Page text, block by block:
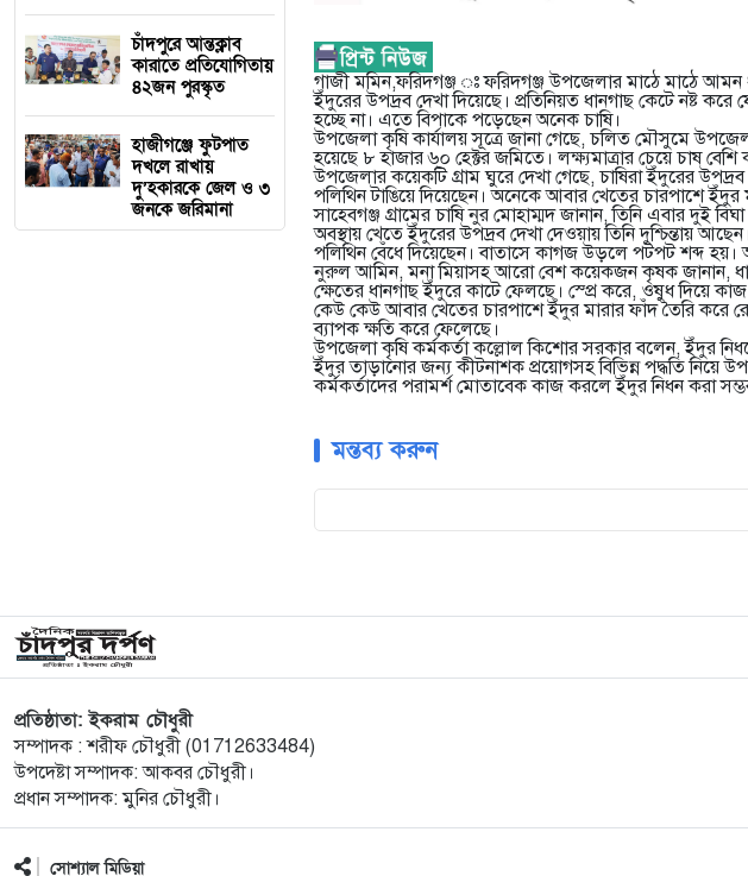
চাঁদপুরে আন্তক্লাব
কারাতে প্রতিযোগিতায়
৪২জন পুরস্কৃত
হাজীগঞ্জে ফুটপাত
দখলে রাখায়
দু’হকারকে জেল ও ৩
জনকে জরিমানা
গাজী মমিন,ফরিদগঞ্জ ঃ ফরিদগঞ্জ উপজেলার মাঠে মাঠে আমন
ইঁদুরের উপদ্রব দেখা দিয়েছে। প্রতিনিয়ত ধানগাছ কেটে নষ্ট
হচ্ছে না। এতে বিপাকে পড়েছেন অনেক চাষি।
উপজেলা কৃষি কার্যালয় সূত্রে জানা গেছে, চলিত মৌসুমে
হয়েছে ৮ হাজার ৬০ হেক্টর জমিতে। লক্ষ্যমাত্রার চেয়ে চাষ বেশি
উপজেলার কয়েকটি গ্রাম ঘুরে দেখা গেছে, চাষিরা ইঁদুরের
পলিথিন টাঙিয়ে দিয়েছেন। অনেকে আবার খেতের চারপাশে ইঁদুর
সাহেবগঞ্জ গ্রামের চাষি নুর মোহাম্মদ জানান, তিনি এবার দুই
অবস্থায় খেতে ইঁদুরের উপদ্রব দেখা দেওয়ায় তিনি দুশ্চিন্তায়
পলিথিন বেঁধে দিয়েছেন। বাতাসে কাগজ উড়লে পটপট শব্দ হয়।
নুরুল আমিন, মনা মিয়াসহ আরো বেশ কয়েকজন কৃষক জানান,
ক্ষেতের ধানগাছ ইঁদুরে কাটে ফেলছে। স্প্রে করে, ওষুধ দিয়ে
কেউ কেউ আবার খেতের চারপাশে ইঁদুর মারার ফাঁদ তৈরি
ব্যাপক ক্ষতি করে ফেলেছে।
উপজেলা কৃষি কর্মকর্তা কল্লোল কিশোর সরকার বলেন, ইঁদুর
ইঁদুর তাড়ানোর জন্য কীটনাশক প্রয়োগসহ বিভিন্ন পদ্ধতি নিয়ে
কর্মকর্তাদের পরামর্শ মোতাবেক কাজ করলে ইঁদুর নিধন করা
মন্তব্য করুন
প্রতিষ্ঠাতা: ইকরাম চৌধুরী
সম্পাদক : শরীফ চৌধুরী (01712633484)
উপদেষ্টা সম্পাদক: আকবর চৌধুরী।
প্রধান সম্পাদক: মুনির চৌধুরী।
সোশ্যাল মিডিয়া